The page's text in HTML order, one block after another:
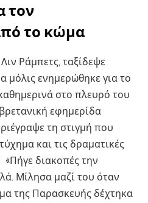
τον
το κώμα
Ράμπετς, ταξίδεψε
μόλις ενημερώθηκε για το
στο πλευρό του
εφημερίδα
τη στιγμή που
και τις δραματικές
διακοπές την
Μίλησα μαζί του όταν
της Παρασκευής δέχτηκα